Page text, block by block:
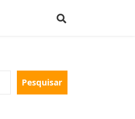
Pesquisar